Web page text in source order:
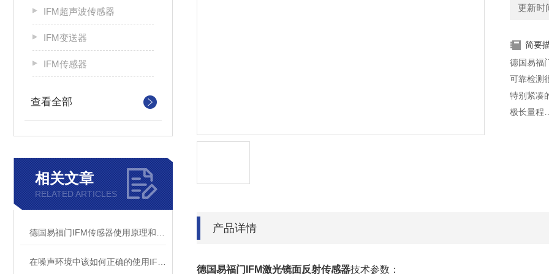
IFM超声波传感器
IFM变送器
IFM传感器
查看全部
相关文章
RELATED ARTICLES
更新时
简要
德国易福
可靠检测
特别紧凑
极长量程
产品详情
德国易福门IFM激光镜面反射传感器技术参数：